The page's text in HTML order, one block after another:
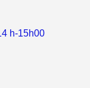
h-15h00